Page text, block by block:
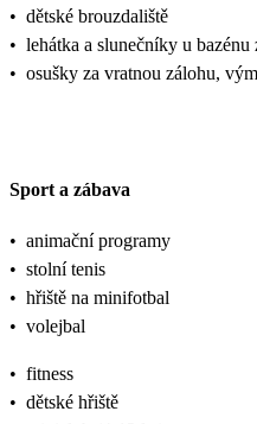
• dětské brouzdaliště
• lehátka a slunečníky u bazénu
• osušky za vratnou zálohu,
Sport a zábava
• animační programy
• stolní tenis
• hřiště na minifotbal
• volejbal
• fitness
• dětské hřiště